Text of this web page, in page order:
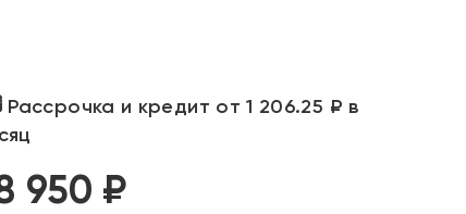
Рассрочка и кредит от 1 206.25 ₽ в
950 ₽